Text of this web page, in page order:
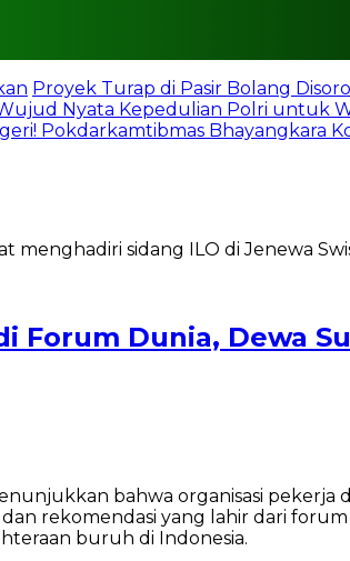
Proyek Turap di Pasir Bolang
Nyata Kepedulian Polri untuk
Pokdarkamtibmas Bhayangkara
Forum Dunia, Dewa
bahwa organisasi
rekomendasi yang lahir dari
buruh di Indonesia.